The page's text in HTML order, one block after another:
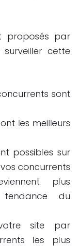
proposés par
surveiller cette
sont
les meilleurs
possibles sur
concurrents
plus
du
site par
les plus